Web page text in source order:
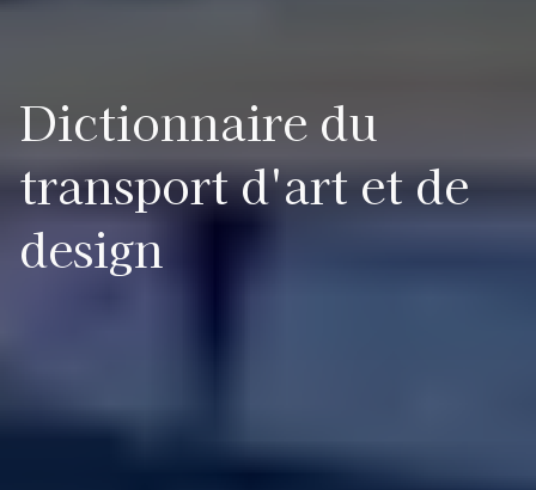
Dictionnaire du
transport d'art et de
design